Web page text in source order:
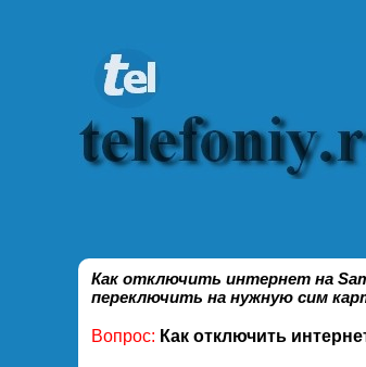
Как отключить интернет на
переключить на нужную сим
Вопрос: Как отключить